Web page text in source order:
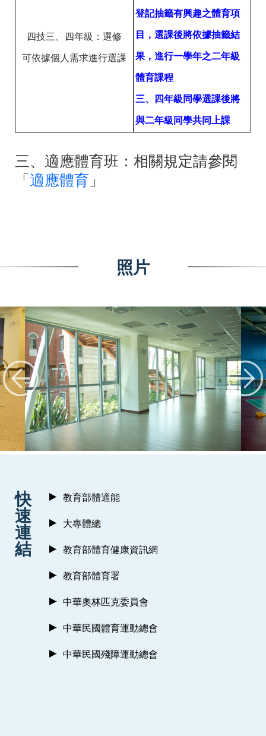
四技三、四年級：選修
可依據個人需求進行選課
登記抽籤有興趣之體育項
目，選課後將依據抽籤結
果，進行一學年之二年級
體育課程
三、四年級同學選課後將
與二年級同學共同上課
三、適應體育班：相關規定請參閱
「 適應體育 」
照片
快
速
連
結
教育部體適能
大專體總
教育部體育健康資訊網
教育部體育署
中華奧林匹克委員會
中華民國體育運動總會
中華民國殘障運動總會